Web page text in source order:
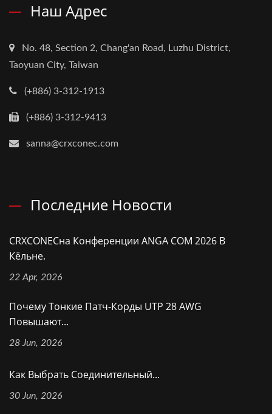
Наш Адрес
No. 48, Section 2, Chang'an Road, Luzhu District,
Taoyuan City, Taiwan
(+886) 3-312-1913
(+886) 3-312-9413
sanna@crxconec.com
Последние Новости
CRXCONECна Конференции ANGA COM 2026 В
Кёльне.
22 Apr, 2026
Почему Тонкие Патч-Корды UTP 28 AWG
Повышают...
28 Jun, 2026
Как Выбрать Соединительный...
30 Jun, 2026